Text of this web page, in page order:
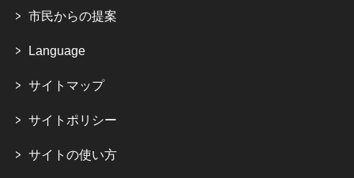
市民からの提案
Language
サイトマップ
サイトポリシー
サイトの使い方